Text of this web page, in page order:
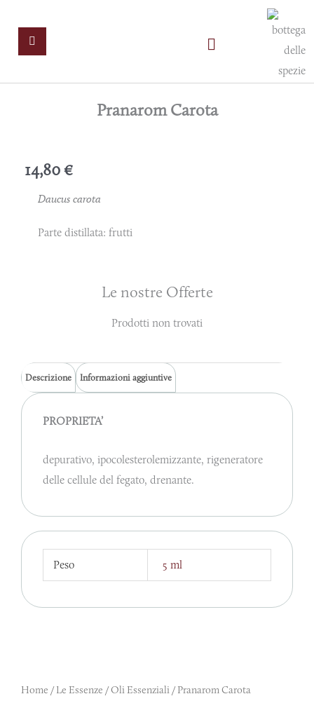
Contattaci
Pranarom Carota
14,80€
Daucus carota
Parte distillata: frutti
Le nostre Offerte
Prodotti non trovati
Descrizione Informazioni aggiuntive
PROPRIETA’
depurativo, ipocolesterolemizzante, rigeneratore
delle cellule del fegato, drenante.
Peso 5 ml
Home /Le Essenze /Oli Essenziali / Pranarom Carota